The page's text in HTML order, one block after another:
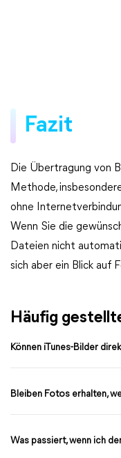
Fazit
Die Übertragung von
Methode,
ohne
Wenn Sie die
Dateien nicht
sich aber ein Blick auf
Häufig
Können iTunes-Bilder
Bleiben Fotos erhalten,
Was passiert, wenn ich